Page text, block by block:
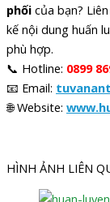
phối của bạn?
kế nội dung huấn
phù hợp.
📞 Hotline: 0899
📧 Email:
🌐 Website:
HÌNH ẢNH LIÊN